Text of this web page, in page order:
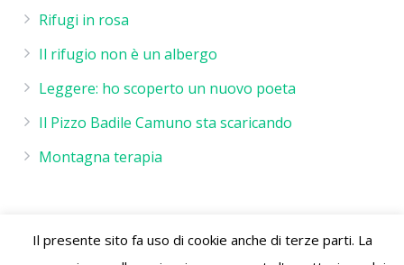
Rifugi in rosa
Il rifugio non è un albergo
Leggere: ho scoperto un nuovo poeta
Il Pizzo Badile Camuno sta scaricando
Montagna terapia
Rifugio De Marie - P.IVA 02244260986 - Rifugio de Marie
Il presente sito fa uso di cookie anche di terze parti. La